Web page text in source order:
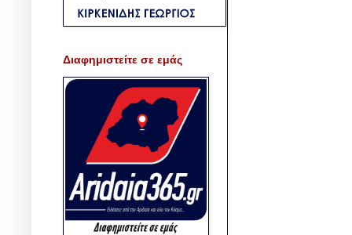
Διαφημιστείτε σε εμάς